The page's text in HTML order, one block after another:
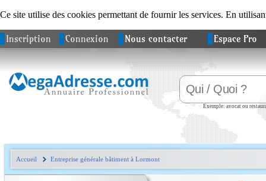
Ce site utilise des cookies permettant de fournir les services. En
Inscription Connexion Nous contacter Espace Pro
Exemple: avocat ou
Accueil Entreprise générale bâtiment à Lormont